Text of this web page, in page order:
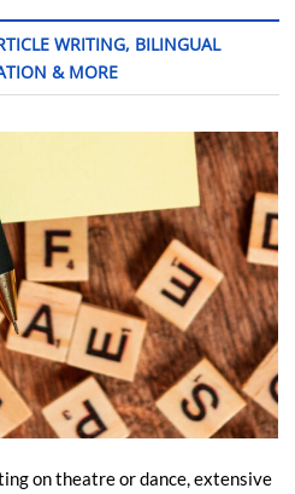
WRITING, BILINGUAL
& MORE
on theatre or dance, extensive